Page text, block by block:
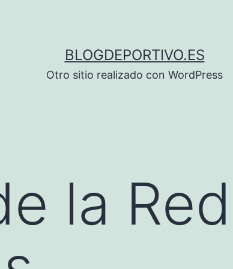
BLOGDEPORTIVO.ES
Otro sitio realizado con WordPress
la